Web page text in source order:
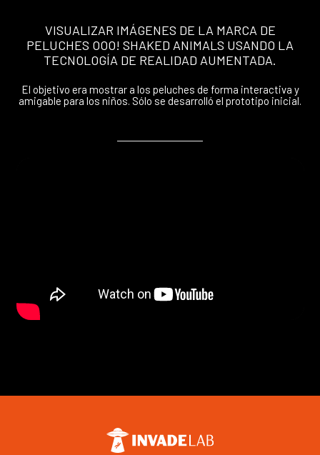
VISUALIZAR IMÁGENES DE LA MARCA DE
PELUCHES OOO! SHAKED ANIMALS USANDO LA
TECNOLOGÍA DE REALIDAD AUMENTADA.
El objetivo era mostrar a los peluches de forma interactiva y
amigable para los niños. Sólo se desarrolló el prototipo inicial.